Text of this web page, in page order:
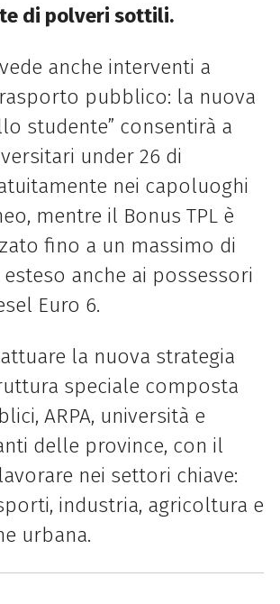
di polveri sottili.
anche interventi a
pubblico: la nuova
studente” consentirà a
under 26 di
nei capoluoghi
mentre il Bonus TPL è
fino a un massimo di
esteso anche ai possessori
Euro 6.
la nuova strategia
speciale composta
ARPA, università e
delle province, con il
nei settori chiave:
industria, agricoltura e
urbana.